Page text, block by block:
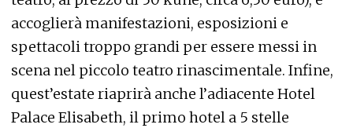
accoglierà manifestazioni, esposizioni e
spettacoli troppo grandi per essere messi in
scena nel piccolo teatro rinascimentale. Infine,
quest’estate riaprirà anche l’adiacente Hotel
Palace Elisabeth, il primo hotel a 5 stelle